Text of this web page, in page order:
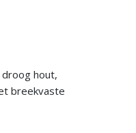
hout,
breekvaste